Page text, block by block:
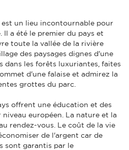
est un lieu incontournable pour
Il a été le premier du pays et
toute la vallée de la rivière
des paysages dignes d'une
dans les forêts luxuriantes, faites
d'une falaise et admirez la
grottes du parc.
offrent une éducation et des
européen. La nature et la
rendez-vous. Le coût de la vie
de l'argent car de
sont garantis par le